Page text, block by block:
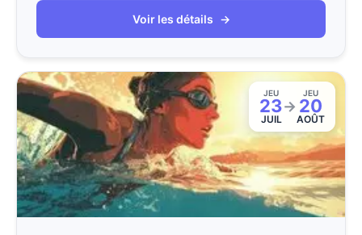
Voir les détails →
JEU
23
JUIL
→
JEU
20
AOÛT